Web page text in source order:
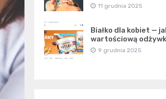
11 grudnia 2025
Białko dla kobiet —
wartościową
9 grudnia 2025